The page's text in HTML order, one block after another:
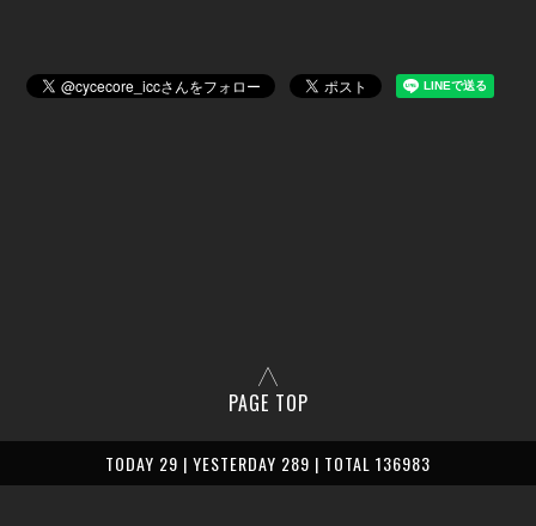
PAGE TOP
TODAY 29 | YESTERDAY 289 | TOTAL 136983